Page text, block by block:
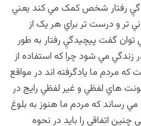
رفتار شخص کمک مي کند يعني
تر و درست تر براي هر يک از
گفت پيچيدگيِ رفتار به طور
مي شود چرا که استفاده از
مردم ما يادگرفته اند در مواقع
هاي لفظي و غير لفظي رايج در
رساند که مردم ما هنوز به بلوغ
اتفاقي را بايد در نحوه